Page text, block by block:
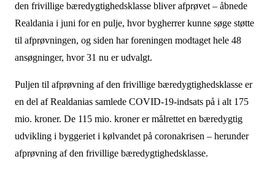
den frivillige bæredygtighedsklasse bliver afprøvet – åbnede
Realdania i juni for en pulje, hvor bygherrer kunne søge støtte
til afprøvningen, og siden har foreningen modtaget hele 48
ansøgninger, hvor 31 nu er udvalgt.
Puljen til afprøvning af den frivillige bæredygtighedsklasse er
en del af Realdanias samlede COVID-19-indsats på i alt 175
mio. kroner. De 115 mio. kroner er målrettet en bæredygtig
udvikling i byggeriet i kølvandet på coronakrisen – herunder
afprøvning af den frivillige bæredygtighedsklasse.